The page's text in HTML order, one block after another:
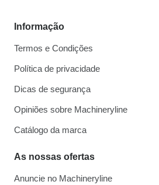
Informação
Termos e Condições
Política de privacidade
Dicas de segurança
Opiniões sobre Machineryline
Catálogo da marca
As nossas ofertas
Anuncie no Machineryline